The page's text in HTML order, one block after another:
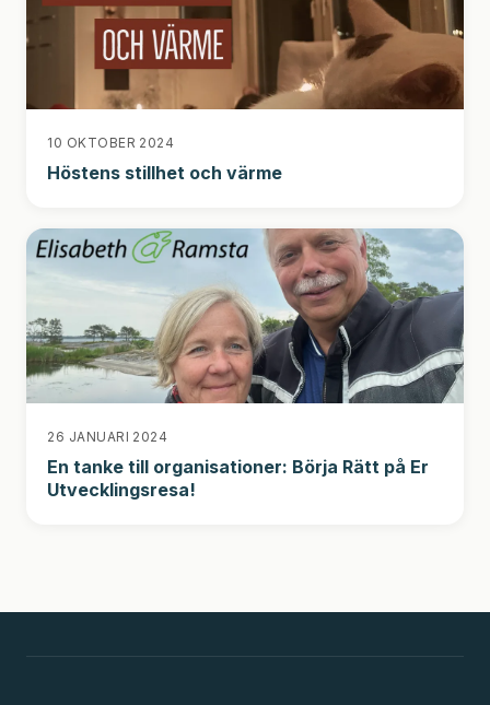
10 OKTOBER 2024
Höstens stillhet och värme
26 JANUARI 2024
En tanke till organisationer: Börja Rätt på Er
Utvecklingsresa!